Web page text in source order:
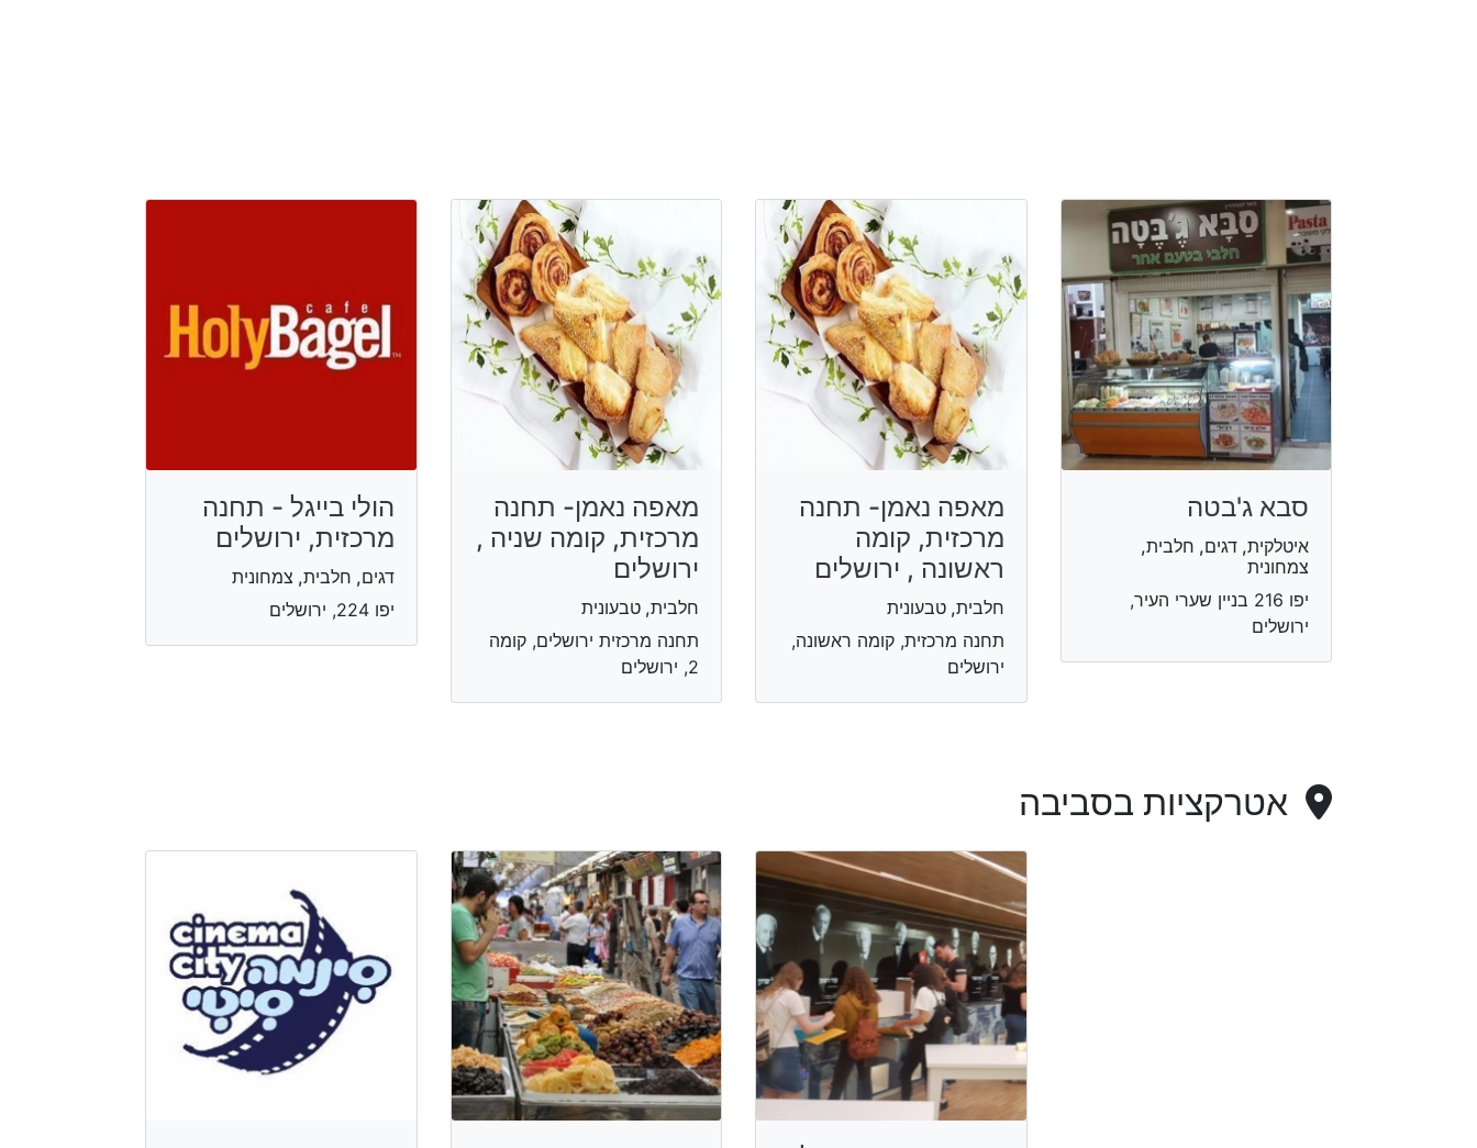
סבא ג'בטה
איטלקית, דגים, חלבית,
צמחונית
יפו 216 בניין שערי העיר,
ירושלים
מאפה נאמן- תחנה
מרכזית, קומה
ראשונה , ירושלים
חלבית, טבעונית
תחנה מרכזית, קומה ראשונה,
ירושלים
מאפה נאמן- תחנה
מרכזית, קומה שניה ,
ירושלים
חלבית, טבעונית
תחנה מרכזית ירושלים, קומה
2, ירושלים
הולי בייגל - תחנה
מרכזית, ירושלים
דגים, חלבית, צמחונית
יפו 224, ירושלים
אטרקציות בסביבה